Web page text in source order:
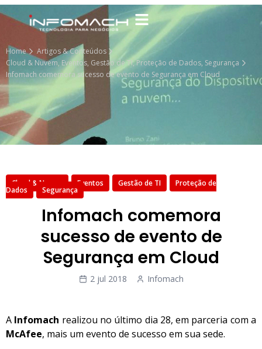
Home
Artigos & Conteúdos
Cloud & Nuvem, Eventos, Gestão de TI,Proteção de Dados, Segurança
Infomach comemora sucesso de evento de Segurança em Cloud
Cloud & Nuvem Eventos Gestão de TI Proteção de
Dados Segurança
Infomach comemora
sucesso de evento de
Segurança em Cloud
2 jul 2018 Infomach
A Infomach realizou no último dia 28, em parceria com a
McAfee, mais um evento de sucesso em sua sede.